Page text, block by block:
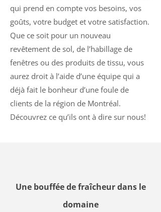
qui prend en compte vos besoins, vos
goûts, votre budget et votre satisfaction.
Que ce soit pour un nouveau
revêtement de sol, de l’habillage de
fenêtres ou des produits de tissu, vous
aurez droit à l’aide d’une équipe qui a
déjà fait le bonheur d’une foule de
clients de la région de Montréal.
Découvrez ce qu’ils ont à dire sur nous!
Une bouffée de fraîcheur dans le
domaine